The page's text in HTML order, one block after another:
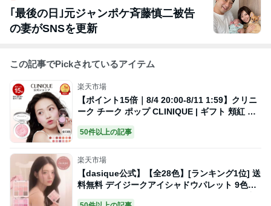
｢最後の日｣元ジャンポケ斉藤慎二被告
の妻がSNSを更新
この記事でPickされているアイテム
楽天市場
【ポイント15倍｜8/4 20:00-8/11 1:59】クリニ
ーク チーク ポップ CLINIQUE | ギフト 頬紅 チ
ェイスカラー チークポップ プレゼント デパコ
50件以上の記事
楽天市場
【dasique公式】【全28色】[ランキング1位] 送
料無料 デイジークアイシャドウパレット 9色ア